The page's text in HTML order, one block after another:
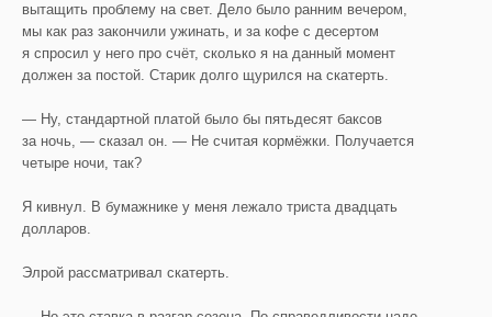
вытащить проблему на свет. Дело было ранним вечером,
мы как раз закончили ужинать, и за кофе с десертом
я спросил у него про счёт, сколько я на данный момент
должен за постой. Старик долго щурился на скатерть.
— Ну, стандартной платой было бы пятьдесят баксов
за ночь, — сказал он. — Не считая кормёжки. Получается
четыре ночи, так?
Я кивнул. В бумажнике у меня лежало триста двадцать
долларов.
Элрой рассматривал скатерть.